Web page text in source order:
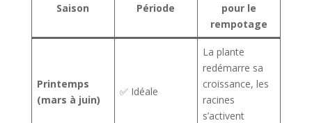
Saison Période
pour le
rempotage
Printemps
(mars à juin)
✅ Idéale
La plante
redémarre sa
croissance, les
racines
s’activent